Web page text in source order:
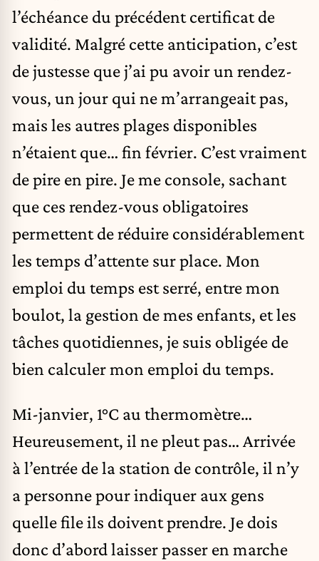
l’échéance du précédent certificat de
validité. Malgré cette anticipation, c’est
de justesse que j’ai pu avoir un rendez-
vous, un jour qui ne m’arrangeait pas,
mais les autres plages disponibles
n’étaient que… fin février. C’est vraiment
de pire en pire. Je me console, sachant
que ces rendez-vous obligatoires
permettent de réduire considérablement
les temps d’attente sur place. Mon
emploi du temps est serré, entre mon
boulot, la gestion de mes enfants, et les
tâches quotidiennes, je suis obligée de
bien calculer mon emploi du temps.
Mi-janvier, 1°C au thermomètre…
Heureusement, il ne pleut pas… Arrivée
à l’entrée de la station de contrôle, il n’y
a personne pour indiquer aux gens
quelle file ils doivent prendre. Je dois
donc d’abord laisser passer en marche